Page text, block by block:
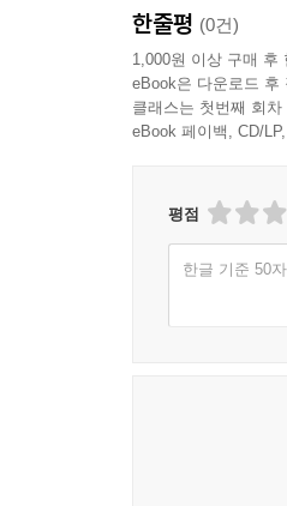
한줄평 (0건)
1,000원 이상 구매 후
eBook은 다운로드 후
클래스는 첫번째 회
eBook 페이백, CD/
평점
한글 기준 50